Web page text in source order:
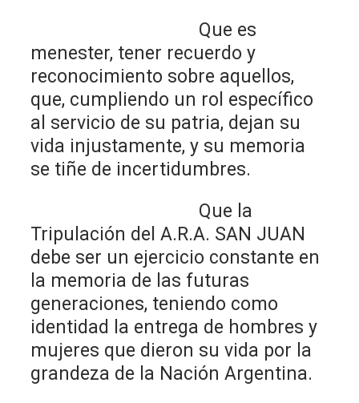
Que es
menester, tener recuerdo y
reconocimiento sobre aquellos,
que, cumpliendo un rol específico
al servicio de su patria, dejan su
vida injustamente, y su memoria
se tiñe de incertidumbres.
Que la
Tripulación del A.R.A. SAN JUAN
debe ser un ejercicio constante en
la memoria de las futuras
generaciones, teniendo como
identidad la entrega de hombres y
mujeres que dieron su vida por la
grandeza de la Nación Argentina.